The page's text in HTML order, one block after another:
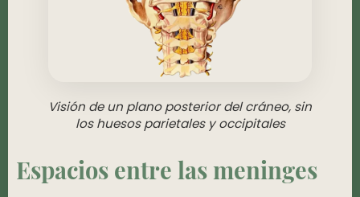
Visión de un plano posterior del cráneo, sin
los huesos parietales y occipitales
Espacios entre las meninges